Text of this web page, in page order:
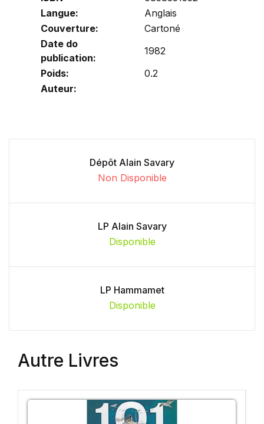
Langue:
Anglais
Couverture:
Cartoné
Date do
publication:
1982
Poids:
0.2
Auteur:
Dépôt Alain Savary
Non Disponible
LP Alain Savary
Disponible
LP Hammamet
Disponible
Autre Livres